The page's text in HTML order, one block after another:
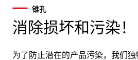
锥孔
消除损坏和污染！
为了防止潜在的产品污染，我们